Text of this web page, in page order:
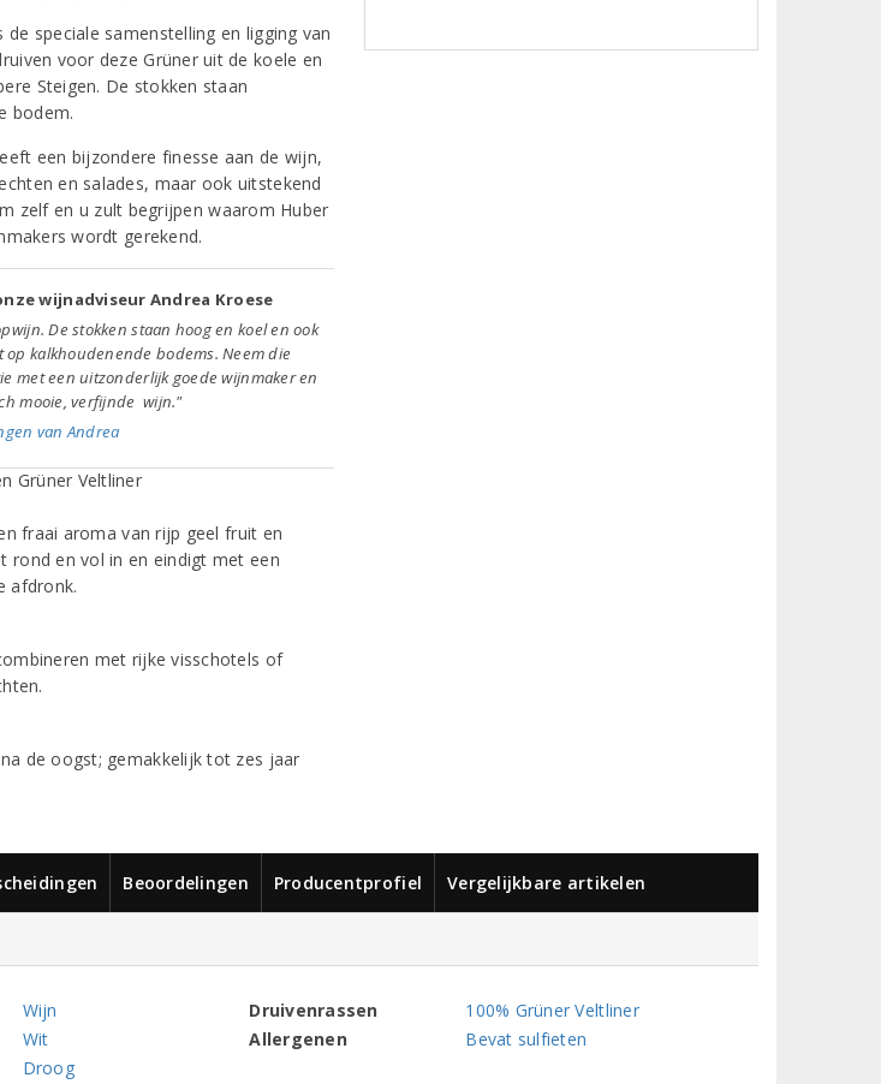
speciale samenstelling en ligging van
voor deze Grüner uit de koele en
Steigen. De stokken staan
bodem.
een bijzondere finesse aan de wijn,
en salades, maar ook uitstekend
zelf en u zult begrijpen waarom Huber
wordt gerekend.
wijnadviseur Andrea Kroese
De stokken staan hoog en koel en ook
op kalkhoudenende bodems. Neem die
met een uitzonderlijk goede wijnmaker en
mooie, verfijnde wijn."
van Andrea
fraai aroma van rijp geel fruit en
rond en vol in en eindigt met een
afdronk.
met rijke visschotels of
de oogst; gemakkelijk tot zes jaar
Beoordelingen Producentprofiel Vergelijkbare artikelen
Wijn
Wit
Droog
Druivenrassen
100% Grüner Veltliner
Allergenen
Bevat sulfieten